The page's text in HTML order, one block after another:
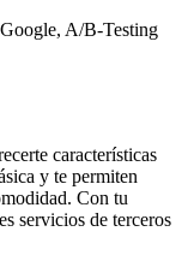
A/B-Testing
características
y te permiten
Con tu
servicios de terceros